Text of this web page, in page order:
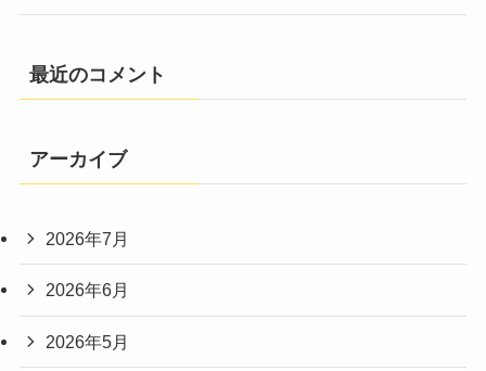
最近のコメント
アーカイブ
2026年7月
2026年6月
2026年5月